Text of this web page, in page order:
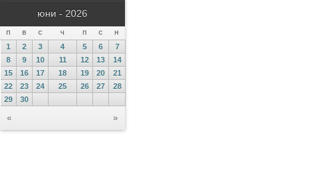
юни - 2026
П В С Ч П С Н
« »
1 2 3 4 5 6
7
8
9 10 11 12 13
14
15
16 17 18 19 20
21
22
23 24 25 26 27
28
29
30